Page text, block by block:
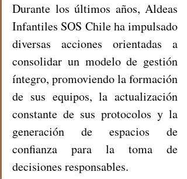
Durante los últimos años, Aldeas
Infantiles SOS Chile ha impulsado
diversas acciones orientadas a
consolidar un modelo de gestión
íntegro, promoviendo la formación
de sus equipos, la actualización
constante de sus protocolos y la
generación de espacios de
confianza para la toma de
decisiones responsables.